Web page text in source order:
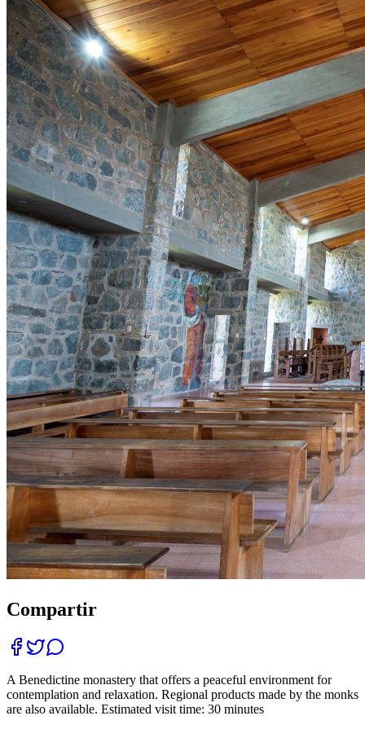
Compartir
A Benedictine monastery that offers a peaceful environment for
contemplation and relaxation. Regional products made by the monks
are also available. Estimated visit time: 30 minutes